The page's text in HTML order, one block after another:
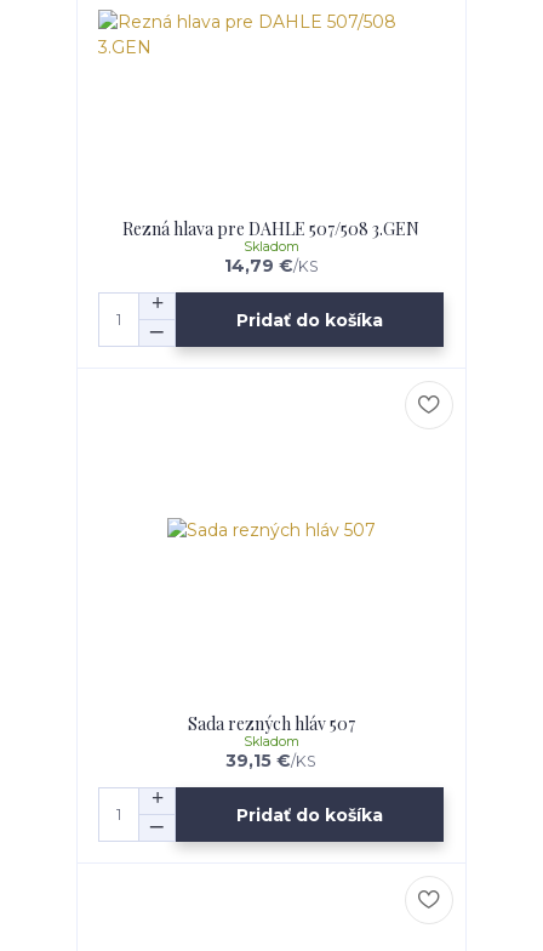
Rezná hlava pre DAHLE 507/508 3.GEN
14,79 €/KS
Skladom
Pridať do košíka
Sada rezných hláv 507
39,15 €/KS
Skladom
Pridať do košíka